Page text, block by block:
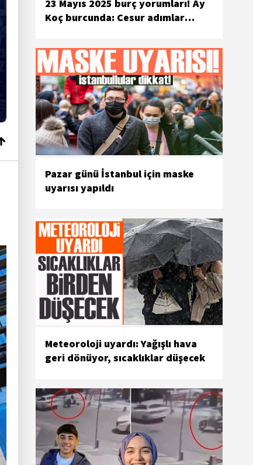
23 Mayıs 2025 burç yorumları! Ay
Koç burcunda: Cesur adımlar
Pazar günü İstanbul için maske
uyarısı yapıldı
Meteoroloji uyardı: Yağışlı hava
geri dönüyor, sıcaklıklar düşecek